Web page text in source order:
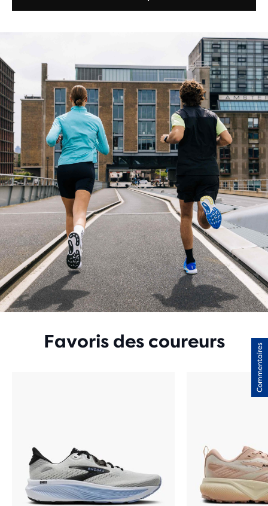
Favoris des coureurs
Commentaires